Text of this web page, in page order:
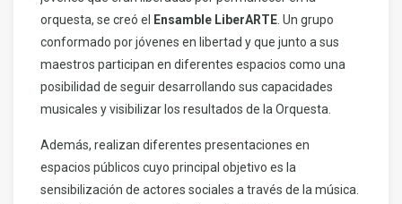
orquesta, se creó el
Ensamble LiberARTE . Un grupo
conformado por jóvenes en libertad y que junto a sus
maestros participan en diferentes espacios como una
posibilidad de seguir desarrollando sus capacidades
musicales y visibilizar los resultados de la Orquesta.
Además, realizan diferentes presentaciones en
espacios públicos cuyo principal objetivo es la
sensibilización de actores sociales a través de la música.